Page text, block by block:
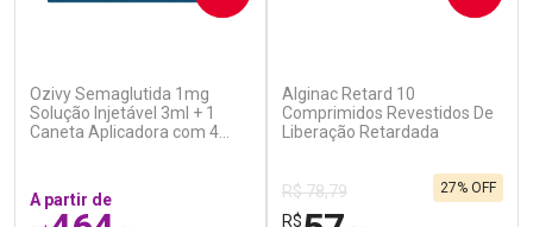
Ozivy Semaglutida 1mg
Solução Injetável 3ml + 1
Caneta Aplicadora com 4
A partir de
Alginac Retard 10
Comprimidos Revestidos De
Liberação Retardada
R$ 78,79
R$
27% OFF